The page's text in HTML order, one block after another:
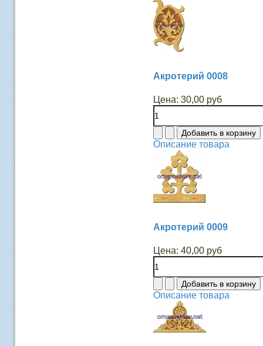
Акротерий 0008
Цена: 30,00 руб
Описание товара
Акротерий 0009
Цена: 40,00 руб
Описание товара